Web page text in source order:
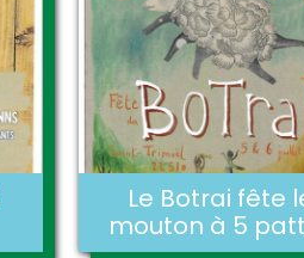
Le Botrai fête
mouton à 5